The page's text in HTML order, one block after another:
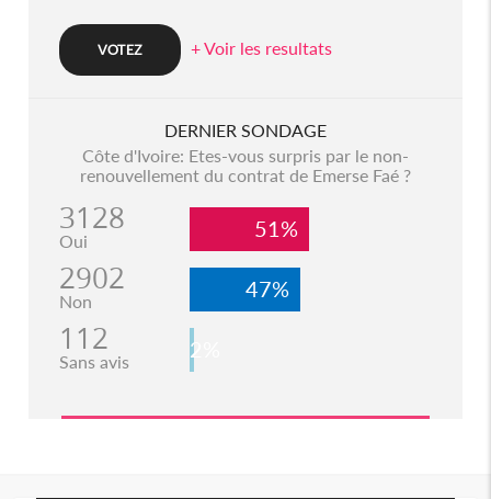
+ Voir les resultats
DERNIER SONDAGE
Côte d'Ivoire: Etes-vous surpris par le non-
renouvellement du contrat de Emerse Faé ?
3128
Oui 51%
2902
Non 47%
112
Sans avis 2%